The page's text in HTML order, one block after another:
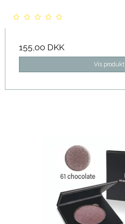
155,00 DKK
Vis produkt